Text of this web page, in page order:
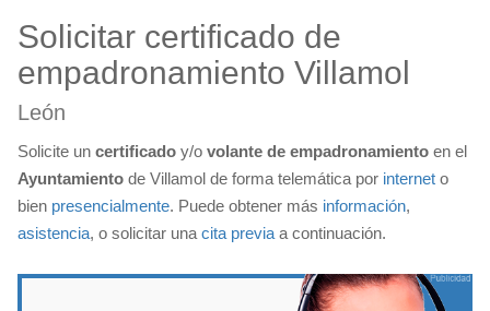
Solicitar certificado de
empadronamiento Villamol
León
Solicite un certificado y/o volante de empadronamiento en el
Ayuntamiento de Villamol de forma telemática por internet o
bien presencialmente. Puede obtener más información,
asistencia, o solicitar una cita previa a continuación.